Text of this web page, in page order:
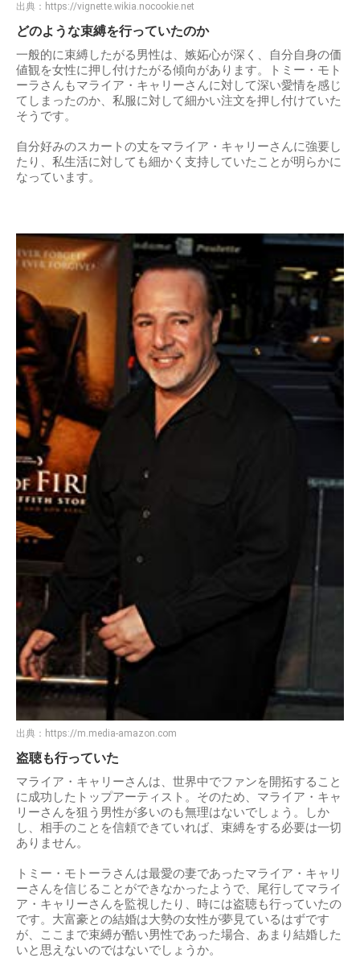
出典： https://vignette.wikia.nocookie.net
どのような束縛を行っていたのか
一般的に束縛したがる男性は、嫉妬心が深く、自分自身の価
値観を女性に押し付けたがる傾向があります。トミー・モト
ーラさんもマライア・キャリーさんに対して深い愛情を感じ
てしまったのか、私服に対して細かい注文を押し付けていた
そうです。
自分好みのスカートの丈をマライア・キャリーさんに強要し
たり、私生活に対しても細かく支持していたことが明らかに
なっています。
出典： https://m.media-amazon.com
盗聴も行っていた
マライア・キャリーさんは、世界中でファンを開拓すること
に成功したトップアーティスト。そのため、マライア・キャ
リーさんを狙う男性が多いのも無理はないでしょう。しか
し、相手のことを信頼できていれば、束縛をする必要は一切
ありません。
トミー・モトーラさんは最愛の妻であったマライア・キャリ
ーさんを信じることができなかったようで、尾行してマライ
ア・キャリーさんを監視したり、時には盗聴も行っていたの
です。大富豪との結婚は大勢の女性が夢見ているはずです
が、ここまで束縛が酷い男性であった場合、あまり結婚した
いと思えないのではないでしょうか。